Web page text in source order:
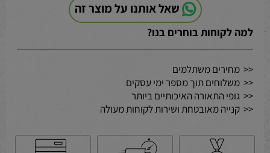
שאל אותנו על מוצר זה
למה לקוחות בוחרים בנו?
<< מחירים משתלמים
<< משלוחים תוך מספר ימי עסקים
<< גופי התאורה האיכותיים ביותר
<< קנייה מאובטחת ושירות לקוחות מעולה